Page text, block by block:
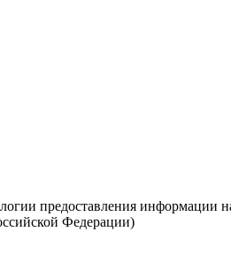
предоставления информации
Федерации)